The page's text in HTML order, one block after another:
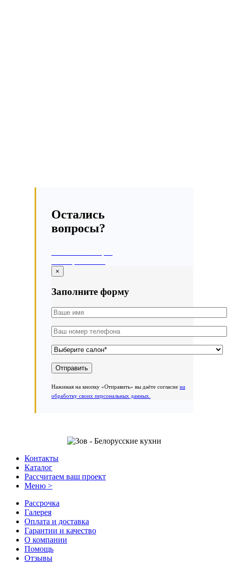
Остались
вопросы?
×
Заполните форму
Нажимая на кнопку «Отправить» вы даёте согласие на
обработку своих персональных данных.
Контакты
Каталог
Рассчитаем ваш проект
Меню >
Рассрочка
Галерея
Оплата и доставка
Гарантии и качество
О компании
Помощь
Отзывы